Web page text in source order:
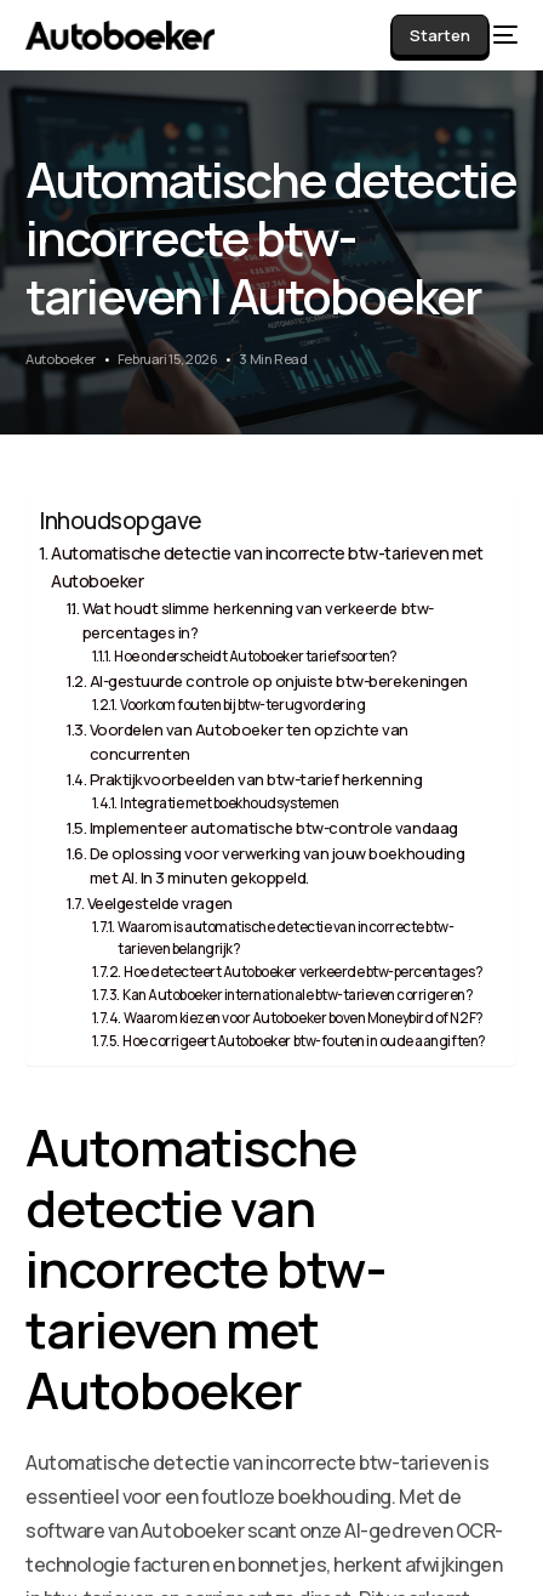
Starten
Automatische detectie
incorrecte btw-
tarieven | Autoboeker
Autoboeker Februari 15, 2026 3 Min Read
Inhoudsopgave
Automatische detectie van incorrecte btw-tarieven met
Autoboeker
Wat houdt slimme herkenning van verkeerde btw-
percentages in?
Hoe onderscheidt Autoboeker tariefsoorten?
AI-gestuurde controle op onjuiste btw-berekeningen
Voorkom fouten bij btw-terugvordering
Voordelen van Autoboeker ten opzichte van
concurrenten
Praktijkvoorbeelden van btw-tarief herkenning
Integratie met boekhoudsystemen
Implementeer automatische btw-controle vandaag
De oplossing voor verwerking van jouw boekhouding
met AI. In 3 minuten gekoppeld.
Veelgestelde vragen
Waarom is automatische detectie van incorrecte btw-
tarieven belangrijk?
Hoe detecteert Autoboeker verkeerde btw-percentages?
Kan Autoboeker internationale btw-tarieven corrigeren?
Waarom kiezen voor Autoboeker boven Moneybird of N2F?
Hoe corrigeert Autoboeker btw-fouten in oude aangiften?
Automatische
detectie van
incorrecte btw-
tarieven met
Autoboeker
Automatische detectie van incorrecte btw-tarieven is
essentieel voor een foutloze boekhouding. Met de
software van Autoboeker scant onze AI-gedreven OCR-
technologie facturen en bonnetjes, herkent afwijkingen
AI